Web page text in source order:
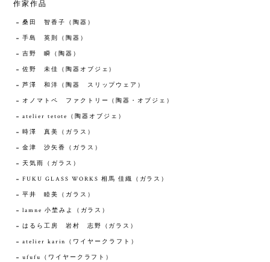
作家作品
桑田 智香子（陶器）
手島 英則（陶器）
吉野 瞬（陶器）
佐野 未佳（陶器オブジェ）
芦澤 和洋（陶器 スリップウェア）
オノマトペ ファクトリー（陶器・オブジェ）
atelier tetote（陶器オブジェ）
時澤 真美（ガラス）
金津 沙矢香（ガラス）
天気雨（ガラス）
FUKU GLASS WORKS 相馬 佳織（ガラス）
平井 睦美（ガラス）
lamne 小埜みよ（ガラス）
はるら工房 岩村 志野（ガラス）
atelier karin（ワイヤークラフト）
ufufu（ワイヤークラフト）